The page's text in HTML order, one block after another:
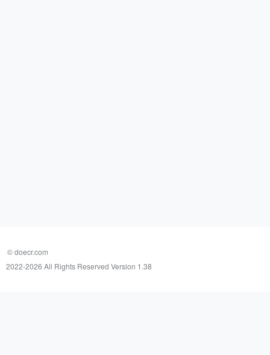
© doecr.com
2022-2026 All Rights Reserved Version 1.38